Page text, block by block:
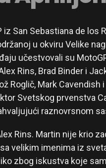
San Sebastiana de los
u okviru Velike
učestvovali su
Rins, Brad Binder i
Roglič, Mark Cavendish
Svetskog prvenstva
raznovrsnom
Rins. Martin nije krio
velikim imenima iz
zbog iskustva koje